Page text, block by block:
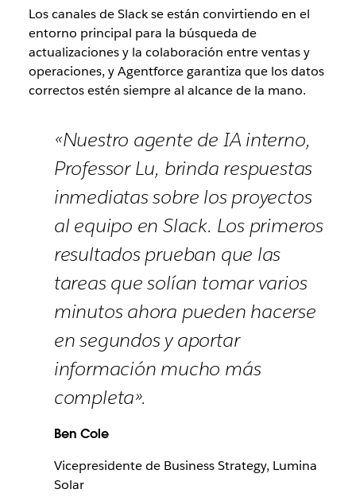
Los canales de Slack se están convirtiendo en el
entorno principal para la búsqueda de
actualizaciones y la colaboración entre ventas y
operaciones, y Agentforce garantiza que los datos
correctos estén siempre al alcance de la mano.
«Nuestro agente de IA interno,
Professor Lu, brinda respuestas
inmediatas sobre los proyectos
al equipo en Slack. Los primeros
resultados prueban que las
tareas que solían tomar varios
minutos ahora pueden hacerse
en segundos y aportar
información mucho más
completa».
Ben Cole
Vicepresidente de Business Strategy, Lumina
Solar